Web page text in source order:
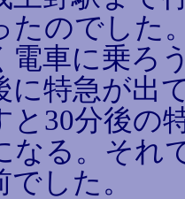
たのでした
電車に乗ろ
に特急が出
と30分後の
なる。それ
した。